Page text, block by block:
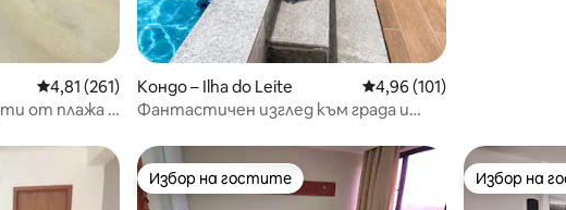
Средна оценка: 4,81 от 5, 261 отзива
4,81 (261)
от плажа |
Кондо – Ilha do Leite Средна оценка: 4,96 от 5,
4,96 (101)
Фантастичен изглед към града и
гостите Избор на гостите
Избор на гостите Избор на
Избор на